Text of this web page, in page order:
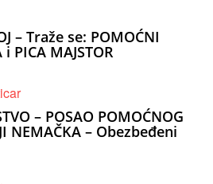
– Traže se: POMOĆNI
PICA MAJSTOR
– POSAO POMOĆNOG
NEMAČKA – Obezbeđeni